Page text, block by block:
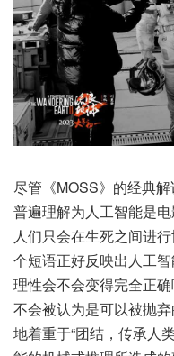
尽管《MOSS》的经典
普遍理解为人工智能是
人们只会在生死之间进
个短语正好反映出人工
理性会不会变得完全正
不会被认为是可以被抛
地着重于“团结，传承人